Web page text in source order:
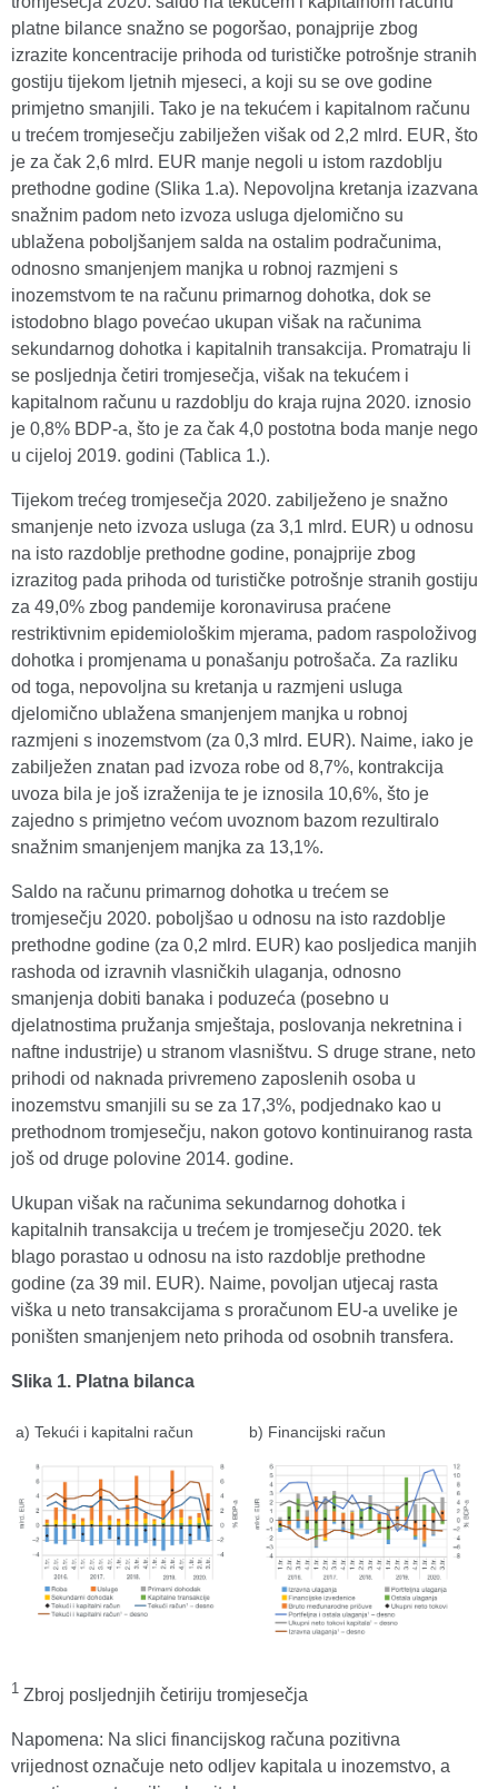
platne bilance snažno se pogoršao, ponajprije zbog
izrazite koncentracije prihoda od turističke potrošnje stranih
gostiju tijekom ljetnih mjeseci, a koji su se ove godine
primjetno smanjili. Tako je na tekućem i kapitalnom računu
u trećem tromjesečju zabilježen višak od 2,2 mlrd. EUR, što
je za čak 2,6 mlrd. EUR manje negoli u istom razdoblju
prethodne godine (Slika 1.a). Nepovoljna kretanja izazvana
snažnim padom neto izvoza usluga djelomično su
ublažena poboljšanjem salda na ostalim podračunima,
odnosno smanjenjem manjka u robnoj razmjeni s
inozemstvom te na računu primarnog dohotka, dok se
istodobno blago povećao ukupan višak na računima
sekundarnog dohotka i kapitalnih transakcija. Promatraju li
se posljednja četiri tromjesečja, višak na tekućem i
kapitalnom računu u razdoblju do kraja rujna 2020. iznosio
je 0,8% BDP-a, što je za čak 4,0 postotna boda manje nego
u cijeloj 2019. godini (Tablica 1.).
Tijekom trećeg tromjesečja 2020. zabilježeno je snažno
smanjenje neto izvoza usluga (za 3,1 mlrd. EUR) u odnosu
na isto razdoblje prethodne godine, ponajprije zbog
izrazitog pada prihoda od turističke potrošnje stranih gostiju
za 49,0% zbog pandemije koronavirusa praćene
restriktivnim epidemiološkim mjerama, padom raspoloživog
dohotka i promjenama u ponašanju potrošača. Za razliku
od toga, nepovoljna su kretanja u razmjeni usluga
djelomično ublažena smanjenjem manjka u robnoj
razmjeni s inozemstvom (za 0,3 mlrd. EUR). Naime, iako je
zabilježen znatan pad izvoza robe od 8,7%, kontrakcija
uvoza bila je još izraženija te je iznosila 10,6%, što je
zajedno s primjetno većom uvoznom bazom rezultiralo
snažnim smanjenjem manjka za 13,1%.
Saldo na računu primarnog dohotka u trećem se
tromjesečju 2020. poboljšao u odnosu na isto razdoblje
prethodne godine (za 0,2 mlrd. EUR) kao posljedica manjih
rashoda od izravnih vlasničkih ulaganja, odnosno
smanjenja dobiti banaka i poduzeća (posebno u
djelatnostima pružanja smještaja, poslovanja nekretnina i
naftne industrije) u stranom vlasništvu. S druge strane, neto
prihodi od naknada privremeno zaposlenih osoba u
inozemstvu smanjili su se za 17,3%, podjednako kao u
prethodnom tromjesečju, nakon gotovo kontinuiranog rasta
još od druge polovine 2014. godine.
Ukupan višak na računima sekundarnog dohotka i
kapitalnih transakcija u trećem je tromjesečju 2020. tek
blago porastao u odnosu na isto razdoblje prethodne
godine (za 39 mil. EUR). Naime, povoljan utjecaj rasta
viška u neto transakcijama s proračunom EU-a uvelike je
poništen smanjenjem neto prihoda od osobnih transfera.
Slika 1. Platna bilanca
a) Tekući i kapitalni račun b) Financijski račun
1 Zbroj posljednjih četiriju tromjesečja
Napomena: Na slici financijskog računa pozitivna
vrijednost označuje neto odljev kapitala u inozemstvo, a